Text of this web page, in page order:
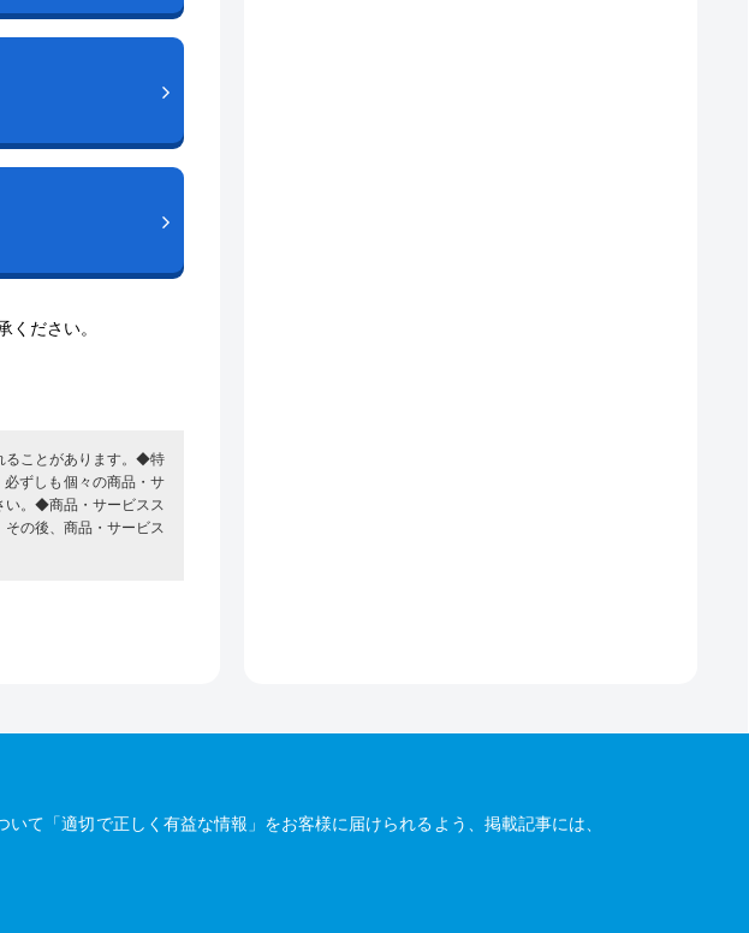
ださい。
ることがあります。◆特
ずしも個々の商品・サ
い。◆商品・サービスス
の後、商品・サービス
て「適切で正しく有益な情報」をお客様に届けられるよう、掲載記事には、